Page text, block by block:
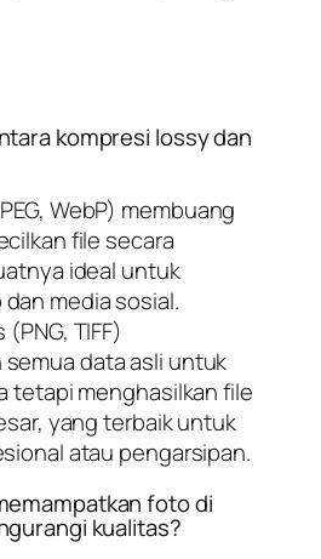
kompresi lossy dan
WebP) membuang
file secara
ideal untuk
media sosial.
TIFF)
data asli untuk
tetapi menghasilkan file
yang terbaik untuk
atau pengarsipan.
foto di
kualitas?